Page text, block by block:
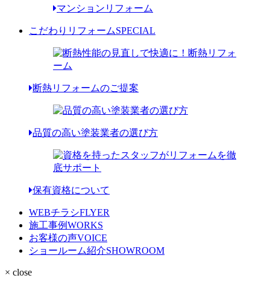
マンションリフォーム
こだわりリフォームSPECIAL
断熱リフォームのご提案
品質の高い塗装業者の選び方
保有資格について
WEBチラシFLYER
施工事例WORKS
お客様の声VOICE
ショールーム紹介SHOWROOM
× close